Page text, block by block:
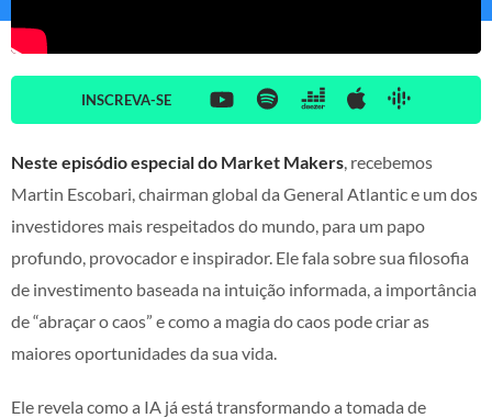
INSCREVA-SE
Neste episódio especial do Market Makers, recebemos
Martin Escobari, chairman global da General Atlantic e um dos
investidores mais respeitados do mundo, para um papo
profundo, provocador e inspirador. Ele fala sobre sua filosofia
de investimento baseada na intuição informada, a importância
de “abraçar o caos” e como a magia do caos pode criar as
maiores oportunidades da sua vida.
Ele revela como a IA já está transformando a tomada de